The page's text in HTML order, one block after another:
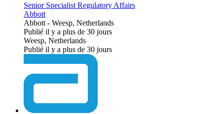
Senior Specialist Regulatory Affairs
Abbott
Abbott - Weesp, Netherlands
Publié il y a plus de 30 jours
Weesp, Netherlands
Publié il y a plus de 30 jours